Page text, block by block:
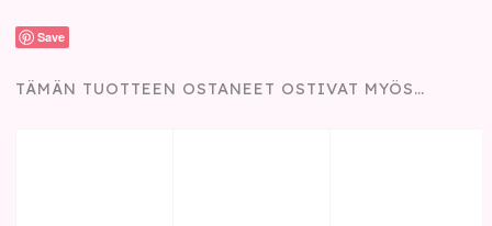
Save
TÄMÄN TUOTTEEN OSTANEET OSTIVAT MYÖS…